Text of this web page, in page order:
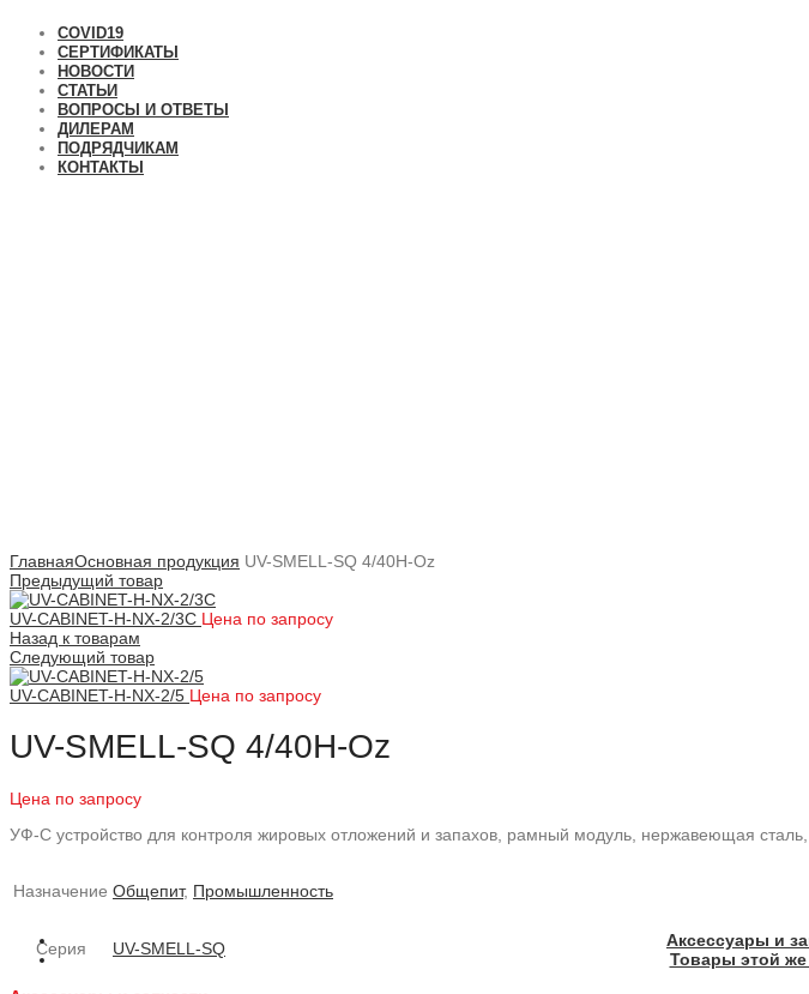
COVID19
СЕРТИФИКАТЫ
НОВОСТИ
СТАТЬИ
ВОПРОСЫ И ОТВЕТЫ
ДИЛЕРАМ
ПОДРЯДЧИКАМ
КОНТАКТЫ
ГлавнаяОсновная продукция UV-SMELL-SQ 4/40H-Oz
Предыдущий товар
UV-CABINET-H-NX-2/3C Цена по запросу
Назад к товарам
Следующий товар
UV-CABINET-H-NX-2/5 Цена по запросу
UV-SMELL-SQ 4/40H-Oz
Цена по запросу
УФ-С устройство для контроля жировых отложений и запахов, рамный модуль, нержавеющая
Назначение Общепит, Промышленность
Серия UV-SMELL-SQ
Аксессуары и
Товары этой же